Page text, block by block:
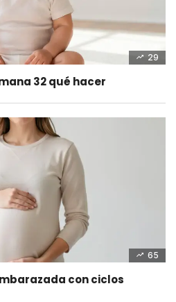
29
32 qué hacer
65
con ciclos